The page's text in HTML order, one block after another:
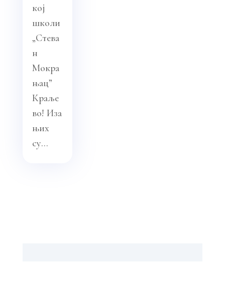
кој
школи
„Стева
н
Мокра
њац”
Краље
во! Иза
њих
су...